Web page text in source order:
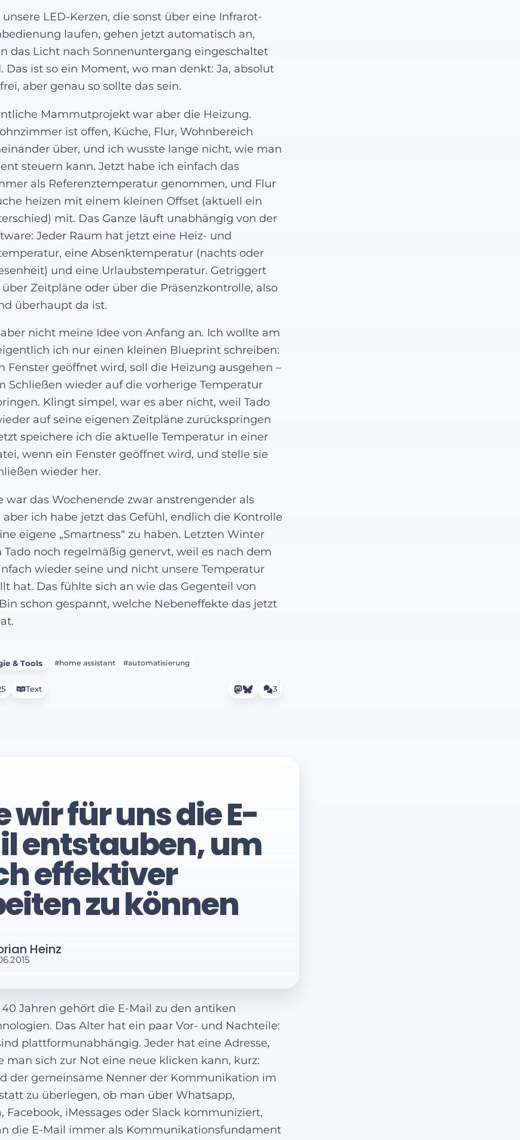
unsere LED-Kerzen, die sonst über eine Infrarot-
laufen, gehen jetzt automatisch an,
das Licht nach Sonnenuntergang eingeschaltet
Das ist so ein Moment, wo man denkt: Ja, absolut
aber genau so sollte das sein.
Mammutprojekt war aber die Heizung.
ist offen, Küche, Flur, Wohnbereich
über, und ich wusste lange nicht, wie man
steuern kann. Jetzt habe ich einfach das
als Referenztemperatur genommen, und Flur
heizen mit einem kleinen Offset (aktuell ein
mit. Das Ganze läuft unabhängig von der
Jeder Raum hat jetzt eine Heiz- und
eine Absenktemperatur (nachts oder
und eine Urlaubstemperatur. Getriggert
Zeitpläne oder über die Präsenzkontrolle, also
überhaupt da ist.
nicht meine Idee von Anfang an. Ich wollte am
ich nur einen kleinen Blueprint schreiben:
Fenster geöffnet wird, soll die Heizung ausgehen –
Schließen wieder auf die vorherige Temperatur
Klingt simpel, war es aber nicht, weil Tado
auf seine eigenen Zeitpläne zurückspringen
speichere ich die aktuelle Temperatur in einer
wenn ein Fenster geöffnet wird, und stelle sie
wieder her.
war das Wochenende zwar anstrengender als
aber ich habe jetzt das Gefühl, endlich die Kontrolle
eigene „Smartness“ zu haben. Letzten Winter
Tado noch regelmäßig genervt, weil es nach dem
wieder seine und nicht unsere Temperatur
hat. Das fühlte sich an wie das Gegenteil von
Bin schon gespannt, welche Nebeneffekte das jetzt
& Tools #home assistant #automatisierung
Text 3
wir für uns die E-
entstauben, um
effektiver
zu können
Heinz
Jahren gehört die E-Mail zu den antiken
Das Alter hat ein paar Vor- und Nachteile:
plattformunabhängig. Jeder hat eine Adresse,
man sich zur Not eine neue klicken kann, kurz:
der gemeinsame Nenner der Kommunikation im
zu überlegen, ob man über Whatsapp,
Facebook, iMessages oder Slack kommuniziert,
die E-Mail immer als Kommunikationsfundament